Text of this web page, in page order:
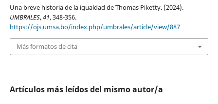
Una breve historia de la igualdad de Thomas Piketty. (2024).
UMBRALES,41, 348-356.
https://ojs.umsa.bo/index.php/umbrales/article/view/887
Más formatos de cita
Artículos más leídos del mismo autor/a